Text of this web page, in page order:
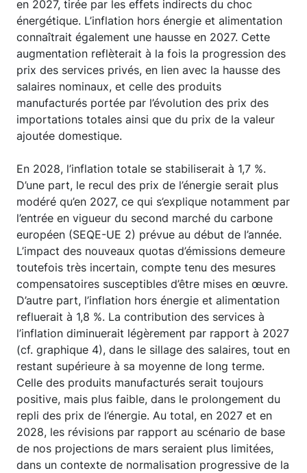
en 2027, tirée par les effets indirects du choc
énergétique. L’inflation hors énergie et alimentation
connaîtrait également une hausse en 2027. Cette
augmentation reflèterait à la fois la progression des
prix des services privés, en lien avec la hausse des
salaires nominaux, et celle des produits
manufacturés portée par l’évolution des prix des
importations totales ainsi que du prix de la valeur
ajoutée domestique.
En 2028, l’inflation totale se stabiliserait à 1,7 %.
D’une part, le recul des prix de l’énergie serait plus
modéré qu’en 2027, ce qui s’explique notamment par
l’entrée en vigueur du second marché du carbone
européen (SEQE-UE 2) prévue au début de l’année.
L’impact des nouveaux quotas d’émissions demeure
toutefois très incertain, compte tenu des mesures
compensatoires susceptibles d’être mises en œuvre.
D’autre part, l’inflation hors énergie et alimentation
refluerait à 1,8 %. La contribution des services à
l’inflation diminuerait légèrement par rapport à 2027
(cf. graphique 4), dans le sillage des salaires, tout en
restant supérieure à sa moyenne de long terme.
Celle des produits manufacturés serait toujours
positive, mais plus faible, dans le prolongement du
repli des prix de l’énergie. Au total, en 2027 et en
2028, les révisions par rapport au scénario de base
de nos projections de mars seraient plus limitées,
dans un contexte de normalisation progressive de la